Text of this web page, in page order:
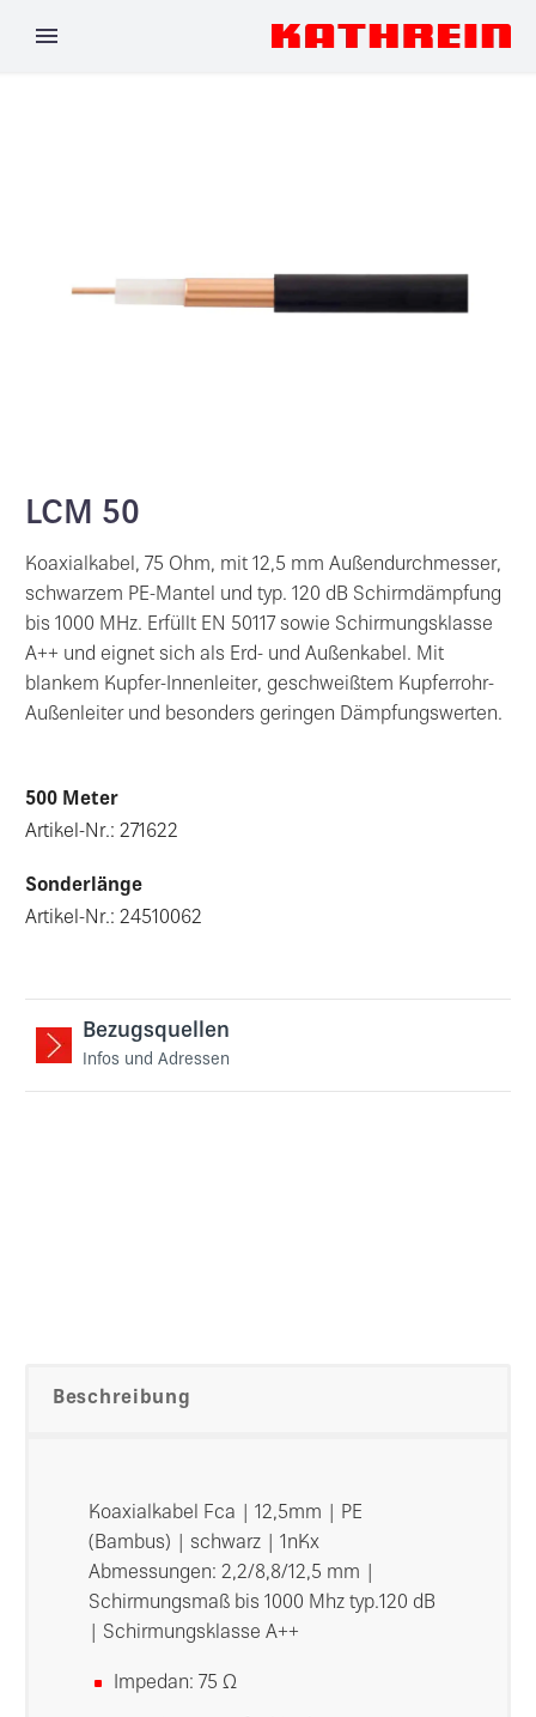
LCM 50
Koaxialkabel, 75 Ohm, mit 12,5 mm Außendurchmesser,
schwarzem PE-Mantel und typ. 120 dB Schirmdämpfung
bis 1000 MHz. Erfüllt EN 50117 sowie Schirmungsklasse
A++ und eignet sich als Erd- und Außenkabel. Mit
blankem Kupfer-Innenleiter, geschweißtem Kupferrohr-
Außenleiter und besonders geringen Dämpfungswerten.
500 Meter
Artikel-Nr.: 271622
Sonderlänge
Artikel-Nr.: 24510062
Bezugsquellen
Infos und Adressen
Beschreibung
Koaxialkabel Fca | 12,5mm | PE
(Bambus) | schwarz | 1nKx
Abmessungen: 2,2/8,8/12,5 mm |
Schirmungsmaß bis 1000 Mhz typ.120 dB
| Schirmungsklasse A++
Impedan: 75 Ω